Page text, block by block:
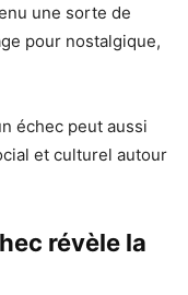
une sorte de
pour nostalgique,
échec peut aussi
et culturel autour
révèle la